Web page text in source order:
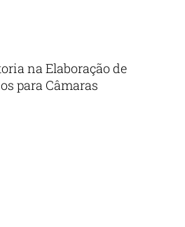
na Elaboração de
para Câmaras